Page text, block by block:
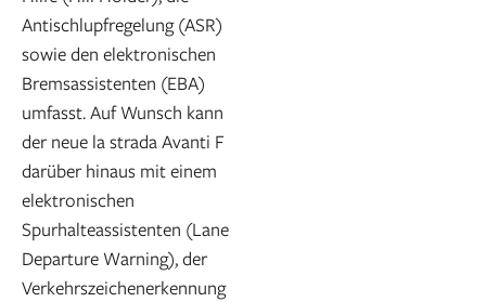
Antischlupfregelung (ASR)
sowie den elektronischen
Bremsassistenten (EBA)
umfasst. Auf Wunsch kann
der neue la strada Avanti F
darüber hinaus mit einem
elektronischen
Spurhalteassistenten (Lane
Departure Warning), der
Verkehrszeichenerkennung